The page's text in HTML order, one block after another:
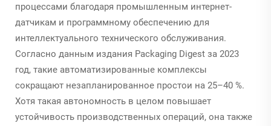
процессами благодаря промышленным интернет-
датчикам и программному обеспечению для
интеллектуального технического обслуживания.
Согласно данным издания Packaging Digest за 2023
год, такие автоматизированные комплексы
сокращают незапланированное простои на 25–40 %.
Хотя такая автономность в целом повышает
устойчивость производственных операций, она также